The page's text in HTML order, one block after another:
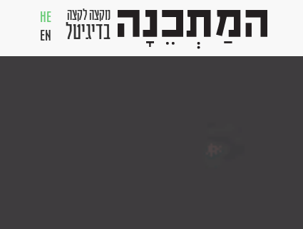
מקצה לקצה
בדיגיטל
HE
EN